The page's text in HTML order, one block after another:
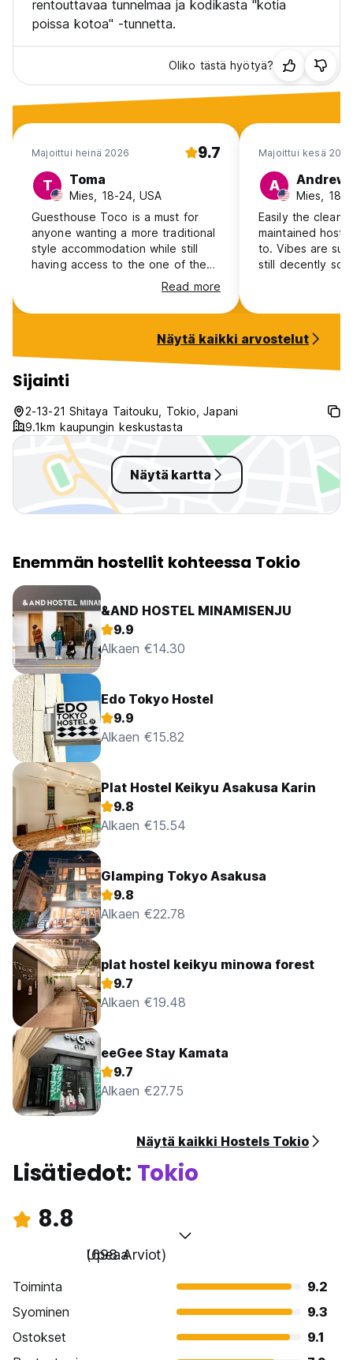
rentouttavaa tunnelmaa ja kodikasta "kotia
poissa kotoa" -tunnetta.
Oliko tästä hyötyä?
Majoittui heinä 2026 9.7
T Toma
Mies, 18-24, USA
Guesthouse Toco is a must for
anyone wanting a more traditional
style accommodation while still
having access to the one of the
biggest cities in the world. The
staff were super friendly and had
a lot of good recommendations
The bar was also very cozy and a
great place to meet new people.
Just be aware that given the old
architecture, the rooms are not
incredibly soundproof. However
there are quiet hours in place to
avoid loud noise.
Read more
Majoittui kesä 2026
A Andrew
Mies, 18-
Easily the
maintained
to. Vibes are
still decently
going on,
Näytä kaikki arvostelut
Sijainti
2-13-21 Shitaya Taitouku, Tokio, Japani
9.1km kaupungin keskustasta
Näytä kartta
Enemmän hostellit kohteessa Tokio
&AND HOSTEL MINAMISENJU
9.9
Alkaen €14.30
Edo Tokyo Hostel
9.9
Alkaen €15.82
Plat Hostel Keikyu Asakusa Karin
9.8
Alkaen €15.54
Glamping Tokyo Asakusa
9.8
Alkaen €22.78
plat hostel keikyu minowa forest
9.7
Alkaen €19.48
eeGee Stay Kamata
9.7
Alkaen €27.75
Näytä kaikki Hostels Tokio
Lisätiedot: Tokio
8.8
Upeaa
(698 Arviot)
Toiminta
9.2
Syominen
9.3
Ostokset
9.1